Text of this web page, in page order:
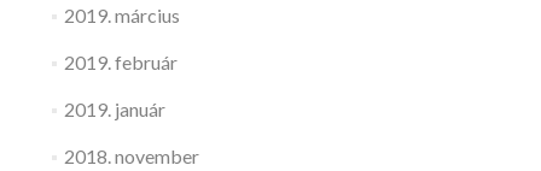
2019. március
2019. február
2019. január
2018. november